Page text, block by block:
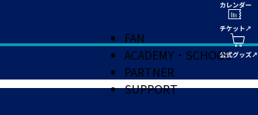
FAN
ACADEMY・SCHOOL
PARTNER
SUPPORT